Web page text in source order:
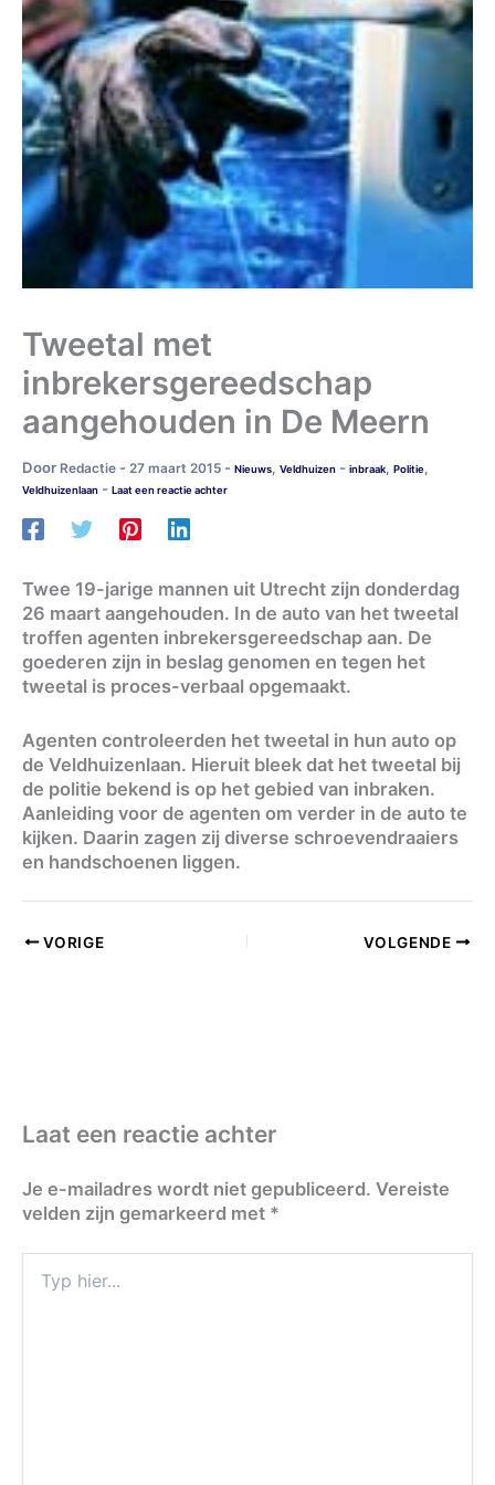
Tweetal met
inbrekersgereedschap
aangehouden in De Meern
Door Redactie - 27 maart 2015 - Nieuws, Veldhuizen - inbraak, Politie,
Veldhuizenlaan - Laat een reactie achter
Twee 19-jarige mannen uit Utrecht zijn donderdag
26 maart aangehouden. In de auto van het tweetal
troffen agenten inbrekersgereedschap aan. De
goederen zijn in beslag genomen en tegen het
tweetal is proces-verbaal opgemaakt.
Agenten controleerden het tweetal in hun auto op
de Veldhuizenlaan. Hieruit bleek dat het tweetal bij
de politie bekend is op het gebied van inbraken.
Aanleiding voor de agenten om verder in de auto te
kijken. Daarin zagen zij diverse schroevendraaiers
en handschoenen liggen.
VORIGE VOLGENDE
Laat een reactie achter
Je e-mailadres wordt niet gepubliceerd. Vereiste
velden zijn gemarkeerd met *
hier...